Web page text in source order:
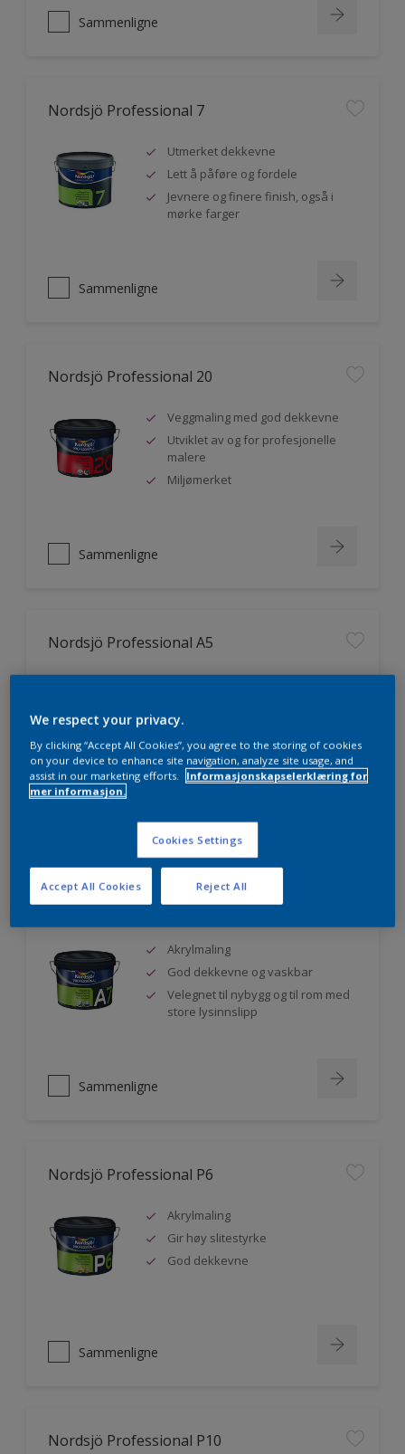
Sammenligne
Nordsjö Professional 7
Utmerket dekkevne
Lett å påføre og fordele
Jevnere og finere finish, også i
mørke farger
Sammenligne
Nordsjö Professional 20
Veggmaling med god dekkevne
Utviklet av og for profesjonelle
malere
Miljømerket
Sammenligne
Nordsjö Professional A5
lysinnslipp
Miljømerket
Sammenligne
Nordsjö Professional A7
Akrylmaling
God dekkevne og vaskbar
Velegnet til nybygg og til rom med
store lysinnslipp
Sammenligne
Nordsjö Professional P6
Akrylmaling
Gir høy slitestyrke
God dekkevne
Sammenligne
Nordsjö Professional P10
We respect your privacy.
By clicking “Accept All Cookies”, you agree to the storing of cookies
on your device to enhance site navigation, analyze site usage, and
assist in our marketing efforts.
Informasjonskapselerklæring for
mer informasjon.
Cookies Settings
Reject All
Accept All Cookies